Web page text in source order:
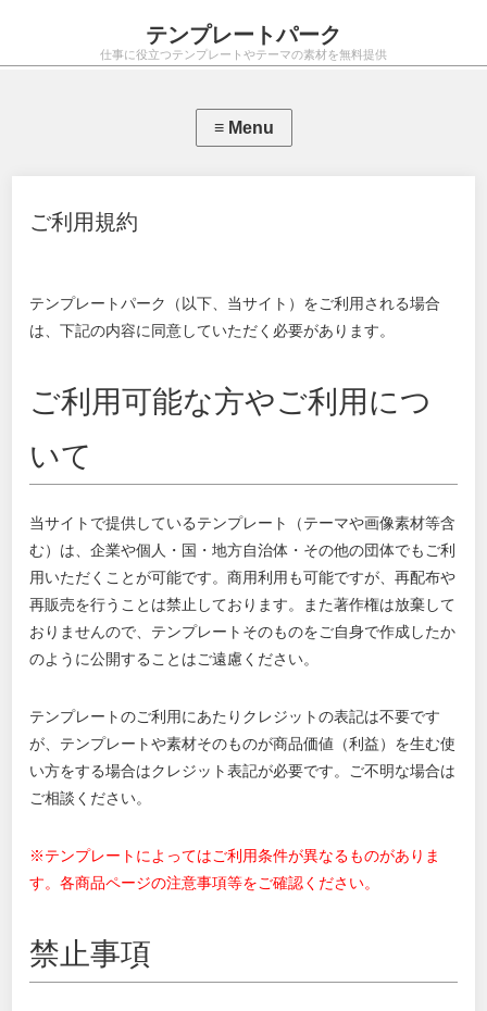
テンプレートパーク
仕事に役立つテンプレートやテーマの素材を無料提供
ご利用規約
テンプレートパーク（以下、当サイト）をご利用される場合
は、下記の内容に同意していただく必要があります。
ご利用可能な方やご利用につ
いて
当サイトで提供しているテンプレート（テーマや画像素材等含
む）は、企業や個人・国・地方自治体・その他の団体でもご利
用いただくことが可能です。商用利用も可能ですが、再配布や
再販売を行うことは禁止しております。また著作権は放棄して
おりませんので、テンプレートそのものをご自身で作成したか
のように公開することはご遠慮ください。
テンプレートのご利用にあたりクレジットの表記は不要です
が、テンプレートや素材そのものが商品価値（利益）を生む使
い方をする場合はクレジット表記が必要です。ご不明な場合は
ご相談ください。
※テンプレートによってはご利用条件が異なるものがありま
す。各商品ページの注意事項等をご確認ください。
禁止事項